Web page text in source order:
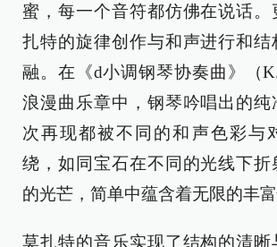
蜜，每一个音符都仿佛在说话。
扎特的旋律创作与和声进行和结
融。在《d小调钢琴协奏曲》（
浪漫曲乐章中，钢琴吟唱出的纯
次再现都被不同的和声色彩与
绕，如同宝石在不同的光线下折
的光芒，简单中蕴含着无限的丰富
莫扎特的音乐实现了结构的清晰